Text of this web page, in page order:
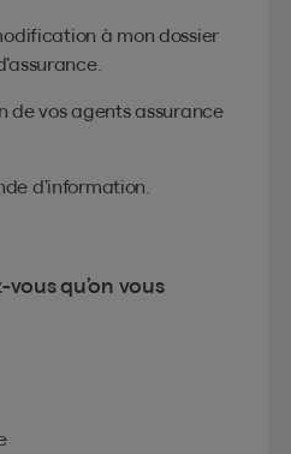
à mon dossier
de vos agents assurance
d’information.
qu’on vous